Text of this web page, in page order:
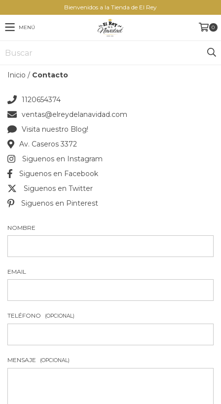
Bienvenidos a la Tienda de El Rey
MENÚ 0
Inicio / Contacto
1120654374
ventas@elreydelanavidad.com
Visita nuestro Blog!
Av. Caseros 3372
Siguenos en Instagram
Siguenos en Facebook
Siguenos en Twitter
Siguenos en Pinterest
NOMBRE
EMAIL
TELÉFONO (OPCIONAL)
MENSAJE (OPCIONAL)